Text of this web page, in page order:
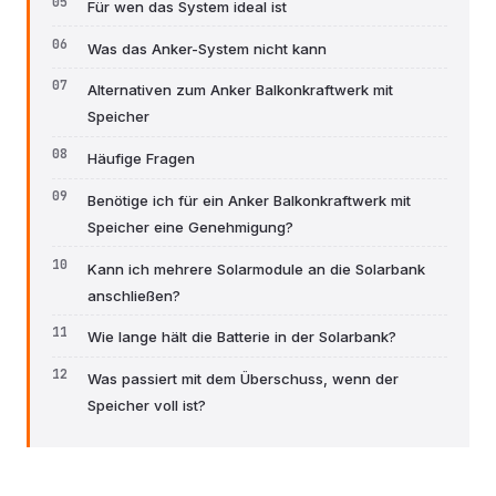
Für wen das System ideal ist
Was das Anker-System nicht kann
Alternativen zum Anker Balkonkraftwerk mit
Speicher
Häufige Fragen
Benötige ich für ein Anker Balkonkraftwerk mit
Speicher eine Genehmigung?
Kann ich mehrere Solarmodule an die Solarbank
anschließen?
Wie lange hält die Batterie in der Solarbank?
Was passiert mit dem Überschuss, wenn der
Speicher voll ist?